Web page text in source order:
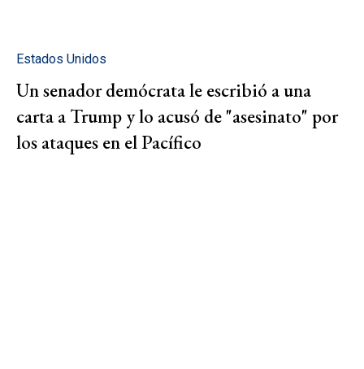
Estados Unidos
Un senador demócrata le escribió a una
carta a Trump y lo acusó de "asesinato" por
los ataques en el Pacífico